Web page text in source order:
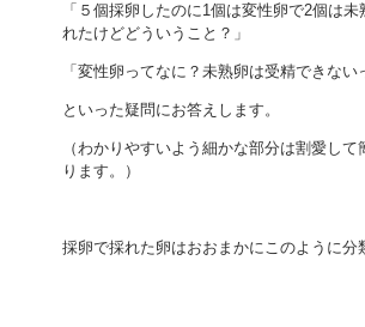
「５個採卵したのに1個は変性卵で2個は
れたけどどういうこと？」
「変性卵ってなに？未熟卵は受精できない
といった疑問にお答えします。
（わかりやすいよう細かな部分は割愛し
ります。）
採卵で採れた卵はおおまかにこのように分